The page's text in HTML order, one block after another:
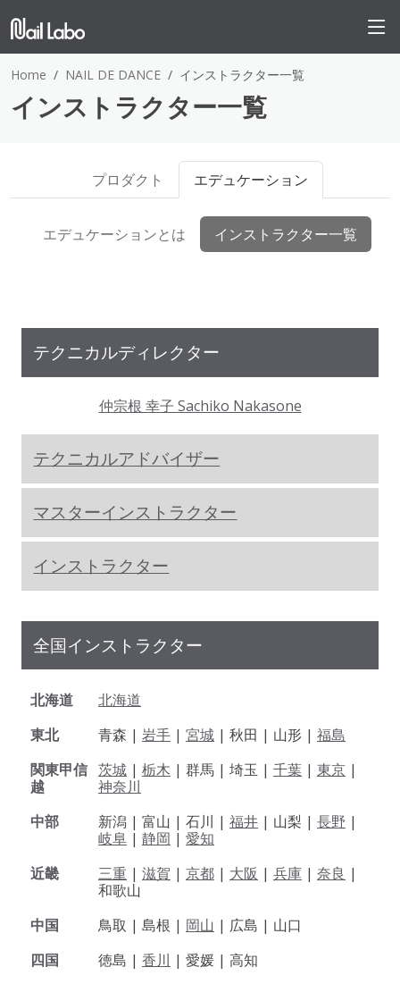
Home NAIL DE DANCE インストラクター一覧
インストラクター一覧
プロダクト エデュケーション
エデュケーションとは インストラクター一覧
テクニカルディレクター
仲宗根 幸子 Sachiko Nakasone
テクニカルアドバイザー
マスターインストラクター
インストラクター
全国インストラクター
北海道
北海道
東北
青森 | 岩手 | 宮城 | 秋田 | 山形 | 福島
関東甲信
越
茨城 | 栃木 | 群馬 | 埼玉 | 千葉 | 東京 |
神奈川
中部
新潟 | 富山 | 石川 | 福井 | 山梨 | 長野 |
岐阜 | 静岡 | 愛知
近畿
三重 | 滋賀 | 京都 | 大阪 | 兵庫 | 奈良 |
和歌山
中国
鳥取 | 島根 | 岡山 | 広島 | 山口
四国
徳島 | 香川 | 愛媛 | 高知